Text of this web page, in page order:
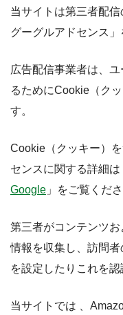
当サイトは第三者配
グーグルアドセンス」
広告配信事業者は、
るためにCookie（ク
す。
Cookie（クッキー）
センスに関する詳細は
Google 」をご覧くださ
第三者がコンテンツ
情報を収集し、訪問者
を設定したりこれを認
当サイトでは 、